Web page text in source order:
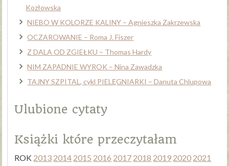
Kozłowska
NIEBO W KOLORZE KALINY – Agnieszka Zakrzewska
OCZAROWANIE – Roma J. Fiszer
Z DALA OD ZGIEŁKU – Thomas Hardy
NIM ZAPADNIE WYROK – Nina Zawadzka
TAJNY SZPITAL, cykl PIELĘGNIARKI – Danuta Chlupowa
Ulubione cytaty
Książki które przeczytałam
ROK 2013 2014 2015 2016 2017 2018 2019 2020 2021